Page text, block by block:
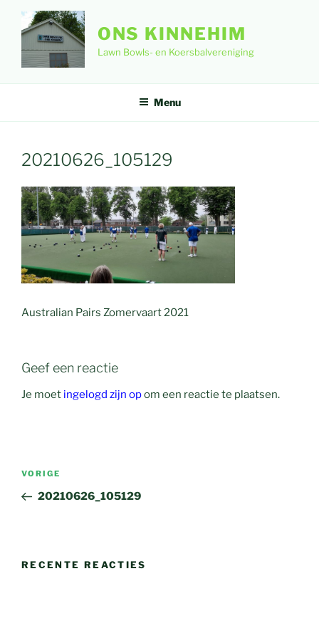
inhoud
ONS KINNEHIM
Lawn Bowls- en Koersbalvereniging
Menu
20210626_105129
Australian Pairs Zomervaart 2021
Geef een reactie
Je moet ingelogd zijn opom een reactie te plaatsen.
Bericht
Vorig
bericht
VORIGE
20210626_105129
RECENTE REACTIES